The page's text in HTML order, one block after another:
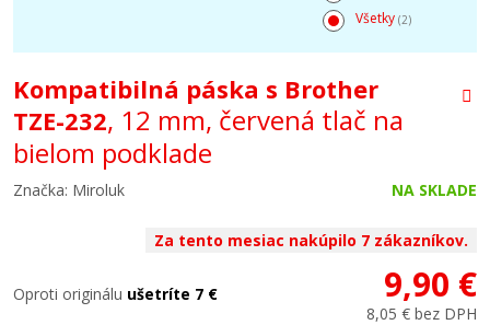
Všetky (2)
Kompatibilná páska s Brother
TZE-232, 12 mm, červená tlač na
bielom podklade
Značka: Miroluk NA SKLADE
Za tento mesiac nakúpilo 7 zákazníkov.
Oproti originálu ušetríte 7 € 9,90 €
8,05 € bez DPH